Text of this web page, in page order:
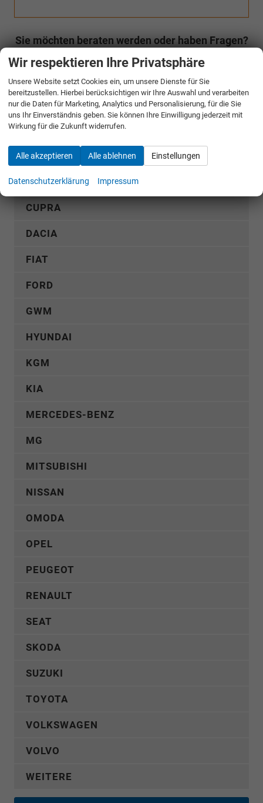
Sie möchten beraten werden oder haben Fragen?
Unser kompetentes Team steht Ihnen jeder Zeit gerne zur Verfügung
Rufen Sie an 04181 / 2176-0
Fahrzeugnr.
AUDI
CUPRA
DACIA
FIAT
FORD
GWM
HYUNDAI
KGM
KIA
MERCEDES-BENZ
MG
MITSUBISHI
NISSAN
OMODA
OPEL
PEUGEOT
RENAULT
SEAT
SKODA
SUZUKI
TOYOTA
VOLKSWAGEN
VOLVO
WEITERE
Wir respektieren Ihre Privatsphäre
Unsere Website setzt Cookies ein, um unsere Dienste für Sie
bereitzustellen. Hierbei berücksichtigen wir Ihre Auswahl und verarbeiten
nur die Daten für Marketing, Analytics und Personalisierung, für die Sie
uns Ihr Einverständnis geben. Sie können Ihre Einwilligung jederzeit mit
Wirkung für die Zukunft widerrufen.
Alle akzeptieren Alle ablehnen Einstellungen
Datenschutzerklärung Impressum